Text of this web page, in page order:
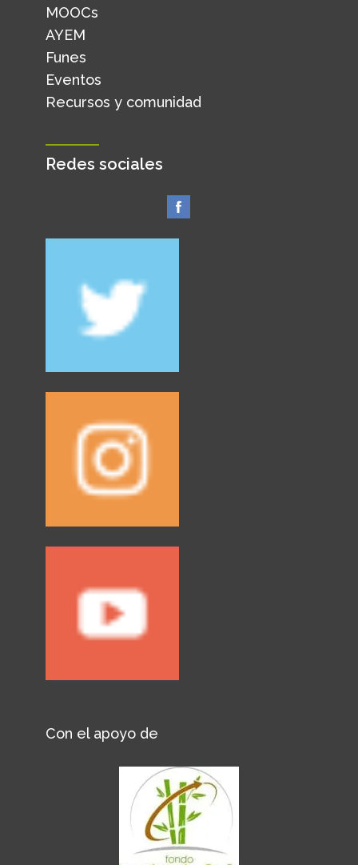
MOOCs
AYEM
Funes
Eventos
Recursos y comunidad
Redes sociales
Con el apoyo de